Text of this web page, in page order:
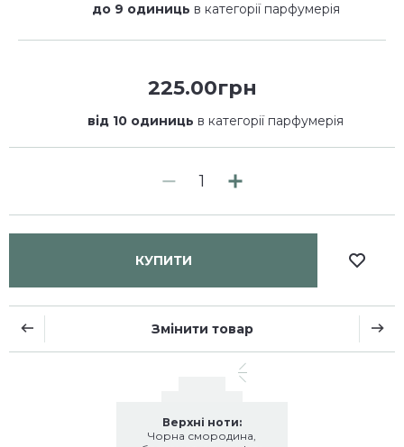
до 9 одиниць в категорії парфумерія
225.00грн
від 10 одиниць в категорії парфумерія
КУПИТИ
Змінити товар
Верхні ноти:
Чорна смородина,